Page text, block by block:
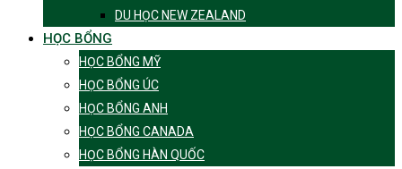
DU HỌC NEW ZEALAND
HỌC BỔNG
HỌC BỔNG MỸ
HỌC BỔNG ÚC
HỌC BỔNG ANH
HỌC BỔNG CANADA
HỌC BỔNG HÀN QUỐC